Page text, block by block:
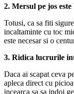
2. Mersul pe jos
Totusi, ca sa fiti
incaltaminte cu toc
este necesar si o
3. Ridica lucrurile
Daca ai scapat ceva
apleca direct cu
incearca sa sa indoi